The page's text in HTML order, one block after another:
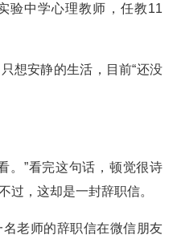
中学心理教师，任教11
安静的生活，目前“还没
”看完这句话，顿觉很诗
过，这却是一封辞职信。
老师的辞职信在微信朋友